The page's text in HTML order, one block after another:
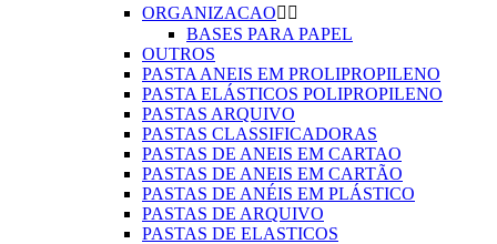
ORGANIZACAO 
BASES PARA PAPEL
OUTROS
PASTA ANEIS EM PROLIPROPILENO
PASTA ELÁSTICOS POLIPROPILENO
PASTAS ARQUIVO
PASTAS CLASSIFICADORAS
PASTAS DE ANEIS EM CARTAO
PASTAS DE ANEIS EM CARTÃO
PASTAS DE ANÉIS EM PLÁSTICO
PASTAS DE ARQUIVO
PASTAS DE ELASTICOS